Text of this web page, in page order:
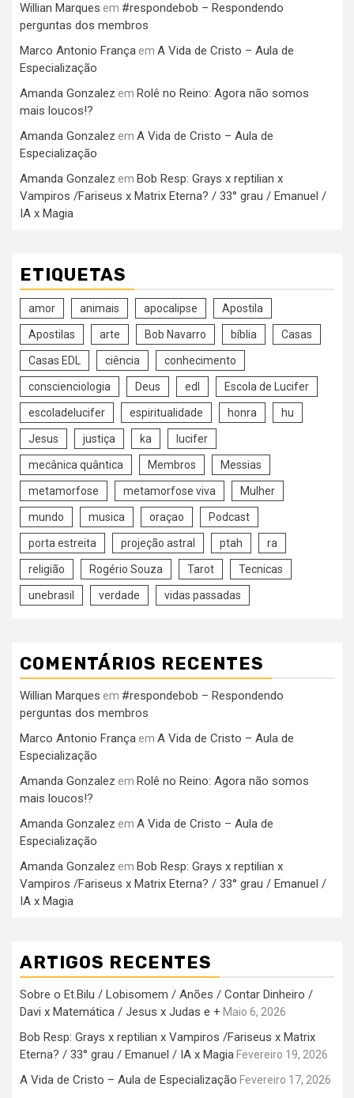
Willian Marques em #respondebob – Respondendo
perguntas dos membros
Marco Antonio França em A Vida de Cristo – Aula de
Especialização
Amanda Gonzalez em Rolê no Reino: Agora não somos
mais loucos!?
Amanda Gonzalez em A Vida de Cristo – Aula de
Especialização
Amanda Gonzalez em Bob Resp: Grays x reptilian x
Vampiros /Fariseus x Matrix Eterna? / 33° grau / Emanuel /
IA x Magia
ETIQUETAS
amor animais apocalipse Apostila
Apostilas arte Bob Navarro bíblia Casas
Casas EDL ciência conhecimento
conscienciologia Deus edl Escola de Lucifer
escoladelucifer espiritualidade honra hu
Jesus justiça ka lucifer
mecânica quântica Membros Messias
metamorfose metamorfose viva Mulher
mundo musica oraçao Podcast
porta estreita projeção astral ptah ra
religião Rogério Souza Tarot Tecnicas
unebrasil verdade vidas passadas
COMENTÁRIOS RECENTES
Willian Marques em #respondebob – Respondendo
perguntas dos membros
Marco Antonio França em A Vida de Cristo – Aula de
Especialização
Amanda Gonzalez em Rolê no Reino: Agora não somos
mais loucos!?
Amanda Gonzalez em A Vida de Cristo – Aula de
Especialização
Amanda Gonzalez em Bob Resp: Grays x reptilian x
Vampiros /Fariseus x Matrix Eterna? / 33° grau / Emanuel /
IA x Magia
ARTIGOS RECENTES
Sobre o Et.Bilu / Lobisomem / Anões / Contar Dinheiro /
Davi x Matemática / Jesus x Judas e + Maio 6, 2026
Bob Resp: Grays x reptilian x Vampiros /Fariseus x Matrix
Eterna? / 33° grau / Emanuel / IA x Magia Fevereiro 19, 2026
A Vida de Cristo – Aula de Especialização Fevereiro 17, 2026